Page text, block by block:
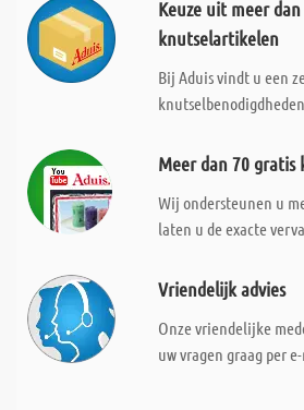
Keuze uit meer dan
knutselartikelen
Bij Aduis vindt u een
Meer dan 70 gratis
Wij ondersteunen u
laten u de exacte
Vriendelijk advies
Onze vriendelijke
uw vragen graag per